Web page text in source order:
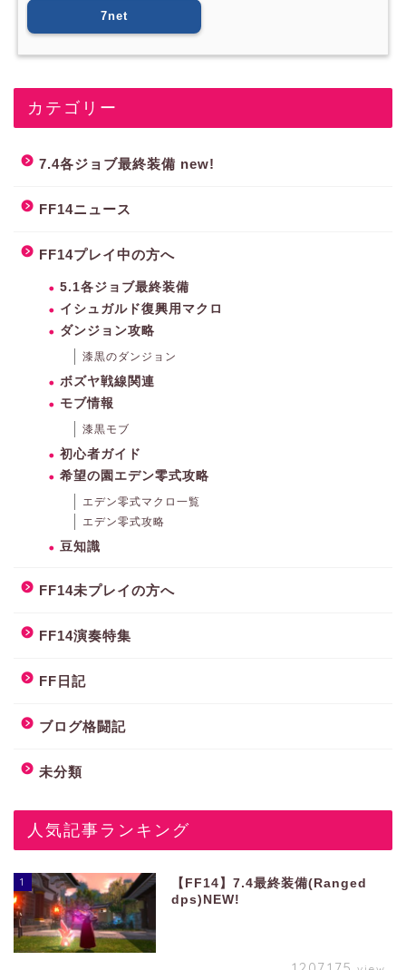
7net
カテゴリー
7.4各ジョブ最終装備 new!
FF14ニュース
FF14プレイ中の方へ
5.1各ジョブ最終装備
イシュガルド復興用マクロ
ダンジョン攻略
漆黒のダンジョン
ボズヤ戦線関連
モブ情報
漆黒モブ
初心者ガイド
希望の園エデン零式攻略
エデン零式マクロ一覧
エデン零式攻略
豆知識
FF14未プレイの方へ
FF14演奏特集
FF日記
ブログ格闘記
未分類
人気記事ランキング
1
【FF14】7.4最終装備(Ranged
dps)NEW!